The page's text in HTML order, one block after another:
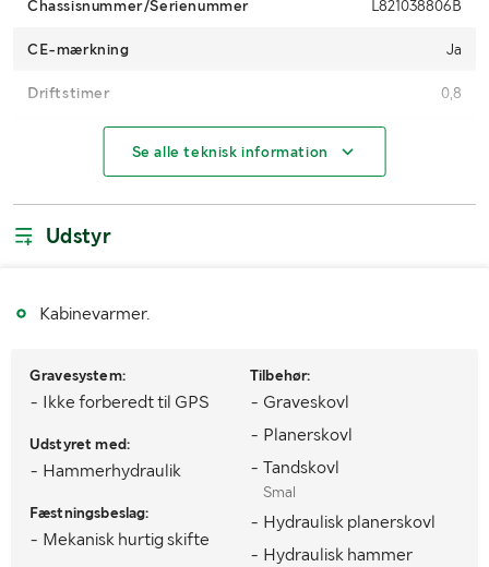
Chassisnummer/Serienummer L821038806B
CE-mærkning Ja
Driftstimer 0,8
Gearkasse Hydrostatisk
AdBlue
Bæltetype
Bæltebredde (mm)
MÅL OG VÆGT:
Se alle teknisk information
Udstyr
Kabinevarmer.
Gravesystem:
- Ikke forberedt til GPS
Udstyret med:
- Hammerhydraulik
Fæstningsbeslag:
- Mekanisk hurtig skifte
Tilbehør:
- Graveskovl
- Planerskovl
- Tandskovl
Smal
- Hydraulisk planerskovl
- Hydraulisk hammer